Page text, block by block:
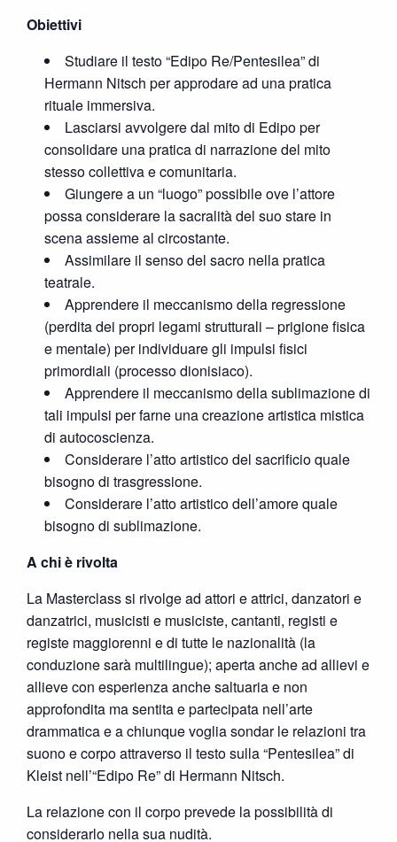
Obiettivi
Studiare il testo “Edipo Re/Pentesilea” di
Hermann Nitsch per approdare ad una pratica
rituale immersiva.
Lasciarsi avvolgere dal mito di Edipo per
consolidare una pratica di narrazione del mito
stesso collettiva e comunitaria.
Giungere a un “luogo” possibile ove l’attore
possa considerare la sacralità del suo stare in
scena assieme al circostante.
Assimilare il senso del sacro nella pratica
teatrale.
Apprendere il meccanismo della regressione
(perdita dei propri legami strutturali – prigione fisica
e mentale) per individuare gli impulsi fisici
primordiali (processo dionisiaco).
Apprendere il meccanismo della sublimazione di
tali impulsi per farne una creazione artistica mistica
di autocoscienza.
Considerare l’atto artistico del sacrificio quale
bisogno di trasgressione.
Considerare l’atto artistico dell’amore quale
bisogno di sublimazione.
A chi è rivolta
La Masterclass si rivolge ad attori e attrici, danzatori e
danzatrici, musicisti e musiciste, cantanti, registi e
registe maggiorenni e di tutte le nazionalità (la
conduzione sarà multilingue); aperta anche ad allievi e
allieve con esperienza anche saltuaria e non
approfondita ma sentita e partecipata nell’arte
drammatica e a chiunque voglia sondar le relazioni tra
suono e corpo attraverso il testo sulla “Pentesilea” di
Kleist nell’“Edipo Re” di Hermann Nitsch.
La relazione con il corpo prevede la possibilità di
considerarlo nella sua nudità.